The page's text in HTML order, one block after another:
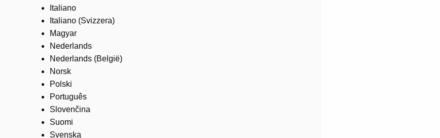
Italiano
Italiano (Svizzera)
Magyar
Nederlands
Nederlands (België)
Norsk
Polski
Português
Slovenčina
Suomi
Svenska